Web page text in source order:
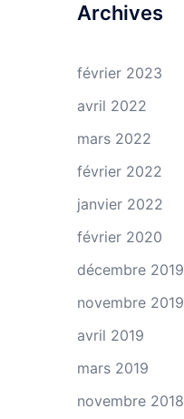
Archives
février 2023
avril 2022
mars 2022
février 2022
janvier 2022
février 2020
décembre 2019
novembre 2019
avril 2019
mars 2019
novembre 2018